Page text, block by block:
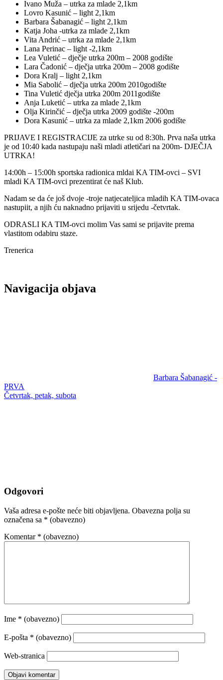
Ivano Muža – utrka za mlade 2,1km
Lovro Kasunić – light 2,1km
Barbara Šabanagić – light 2,1km
Katja Joha -utrka za mlade 2,1km
Vita Andrić – utrka za mlade 2,1km
Lana Perinac – light -2,1km
Lea Vuletić – dječje utrka 200m – 2008 godište
Lara Čadonić – dječja utrka 200m – 2008 godište
Dora Kralj – light 2,1km
Mia Sabolić – dječja utrka 200m 2010godište
Tina Vuletić dječja utrka 200m 2011godište
Anja Luketić – utrka za mlade 2,1km
Olja Kirinčić – dječja utrka 2009 godište -200m
Dora Kasunić – utrka za mlade 2,1km 2006 godište
PRIJAVE I REGISTRACIJE za utrke su od 8:30h. Prva naša utrka
je od 10:40 kada nastupaju naši mladi atletičari na 200m- DJEČJA
UTRKA!
14:00h – 15:00h sportska radionica mldai KA TIM-ovci – SVI
mladi KA TIM-ovci prezentirat će naš Klub.
Nadam se da će još dvoje -troje natjecateljica mladih KA TIM-ovaca
nastupiit, a njih ću naknadno prijaviti u srijedu -četvrtak.
ODRASLI KA TIM-ovci molim Vas sami se prijavite prema
vlastitom odabiru staze.
Trenerica
Navigacija objava
Barbara Šabanagić -
PRVA
Četvrtak, petak, subota
Odgovori
Vaša adresa e-pošte neće biti objavljena. Obavezna polja su
označena sa * (obavezno)
Komentar * (obavezno)
Ime * (obavezno)
E-pošta * (obavezno)
Web-stranica